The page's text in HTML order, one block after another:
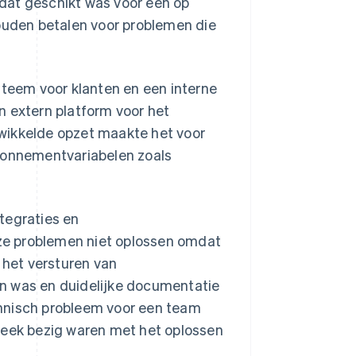
betalen voor problemen die
voor klanten en een interne
extern platform voor het
opzet maakte het voor
zoals
en
problemen niet oplossen omdat
versturen van
was en duidelijke documentatie
probleem voor een team
bezig waren met het oplossen